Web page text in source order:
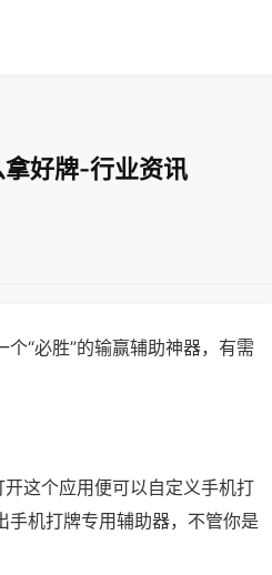
好牌-行业资讯
“必胜”的输赢辅助神器，有需
这个应用便可以自定义手机打
手机打牌专用辅助器，不管你是